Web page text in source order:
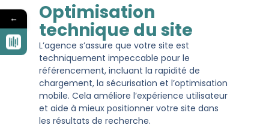
Optimisation
technique du site
L’agence s’assure que votre site est
techniquement impeccable pour le
référencement, incluant la rapidité de
chargement, la sécurisation et l’optimisation
mobile. Cela améliore l’expérience utilisateur
et aide à mieux positionner votre site dans
les résultats de recherche.
←